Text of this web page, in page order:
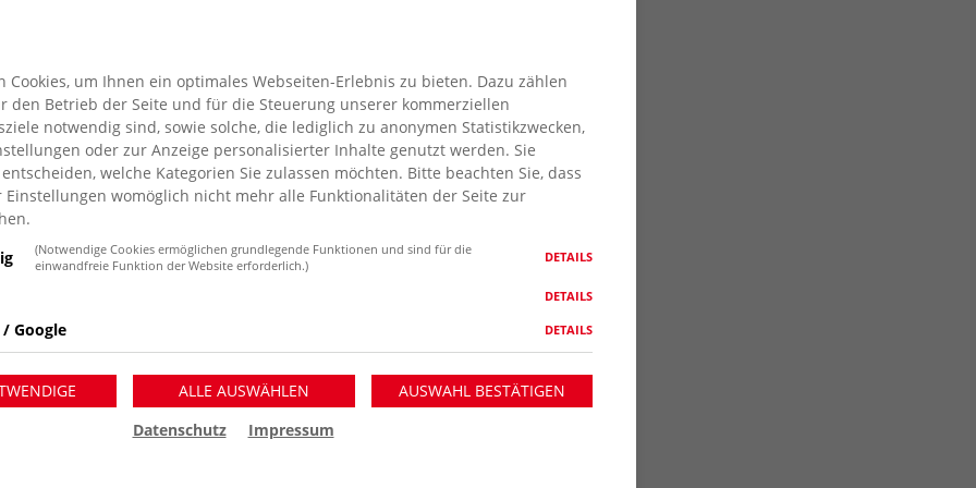
„Die gesetzlichen
Fördermaßnahmen zu. Es ist zu begrüßen,
so Demmer. Auch könnte eine
in Kooperation mit Trägern der Freien
Personen ihre
Kreis Wesel in der Altenpflege (25,8 Prozent
im Straßenverkehr (25,0 Prozent)
gehören zu den sogenannten
besonders gefördert werden.
Bedeutung und der Bedarf ist riesig.
für Tätigkeiten in der Pflege begeistert und
im Kreis Wesel. Die
Bereich der Pflegefachassistenz in einer
zu unterstützen.
Cookies, um Ihnen ein optimales Webseiten-Erlebnis zu bieten. Dazu zählen
den Betrieb der Seite und für die Steuerung unserer kommerziellen
notwendig sind, sowie solche, die lediglich zu anonymen Statistikzwecken,
oder zur Anzeige personalisierter Inhalte genutzt werden. Sie
welche Kategorien Sie zulassen möchten. Bitte beachten Sie, dass
Einstellungen womöglich nicht mehr alle Funktionalitäten der Seite zur
(Notwendige Cookies ermöglichen grundlegende Funktionen und sind für die
einwandfreie Funktion der Website erforderlich.)
DETAILS
DETAILS
Google DETAILS
ALLE AUSWÄHLEN
AUSWAHL BESTÄTIGEN
Datenschutz
Impressum